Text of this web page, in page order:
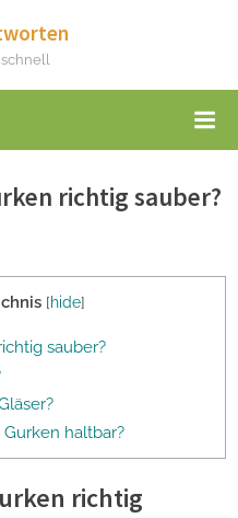
richtig sauber?
[hide]
sauber?
haltbar?
richtig